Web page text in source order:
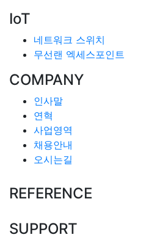
IoT
네트워크 스위치
무선랜 엑세스포인트
COMPANY
인사말
연혁
사업영역
채용안내
오시는길
REFERENCE
SUPPORT